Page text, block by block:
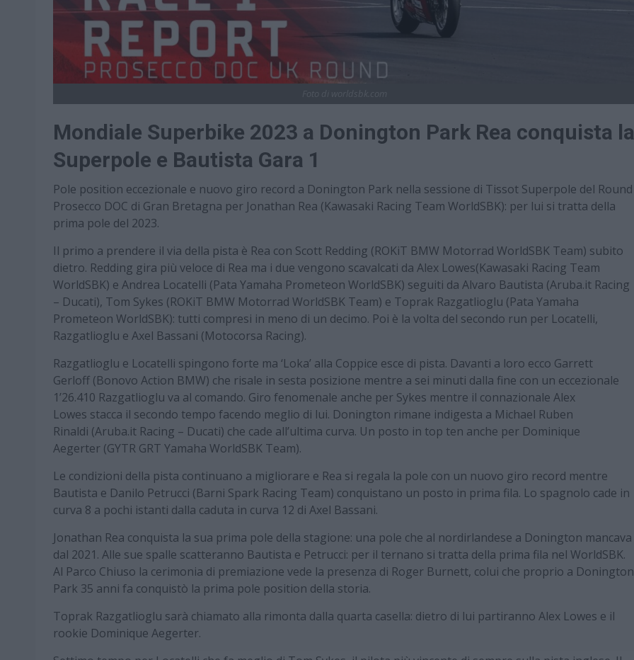
Mondiale Superbike 2023 a Donington Park Rea conquista la
Superpole e Bautista Gara 1
Pole position eccezionale e nuovo giro record a Donington Park nella sessione di Tissot Superpole del Round
Prosecco DOC di Gran Bretagna per Jonathan Rea (Kawasaki Racing Team WorldSBK): per lui si tratta della
prima pole del 2023.
Il primo a prendere il via della pista è Rea con Scott Redding (ROKiT BMW Motorrad WorldSBK Team) subito
dietro. Redding gira più veloce di Rea ma i due vengono scavalcati da Alex Lowes(Kawasaki Racing Team
WorldSBK) e Andrea Locatelli (Pata Yamaha Prometeon WorldSBK) seguiti da Alvaro Bautista (Aruba.it Racing
– Ducati), Tom Sykes (ROKiT BMW Motorrad WorldSBK Team) e Toprak Razgatlioglu (Pata Yamaha
Prometeon WorldSBK): tutti compresi in meno di un decimo. Poi è la volta del secondo run per Locatelli,
Razgatlioglu e Axel Bassani (Motocorsa Racing).
Razgatlioglu e Locatelli spingono forte ma ‘Loka’ alla Coppice esce di pista. Davanti a loro ecco Garrett
Gerloff (Bonovo Action BMW) che risale in sesta posizione mentre a sei minuti dalla fine con un eccezionale
1’26.410 Razgatlioglu va al comando. Giro fenomenale anche per Sykes mentre il connazionale Alex
Lowes stacca il secondo tempo facendo meglio di lui. Donington rimane indigesta a Michael Ruben
Rinaldi (Aruba.it Racing – Ducati) che cade all’ultima curva. Un posto in top ten anche per Dominique
Aegerter (GYTR GRT Yamaha WorldSBK Team).
Le condizioni della pista continuano a migliorare e Rea si regala la pole con un nuovo giro record mentre
Bautista e Danilo Petrucci (Barni Spark Racing Team) conquistano un posto in prima fila. Lo spagnolo cade in
curva 8 a pochi istanti dalla caduta in curva 12 di Axel Bassani.
Jonathan Rea conquista la sua prima pole della stagione: una pole che al nordirlandese a Donington mancava
dal 2021. Alle sue spalle scatteranno Bautista e Petrucci: per il ternano si tratta della prima fila nel WorldSBK.
Al Parco Chiuso la cerimonia di premiazione vede la presenza di Roger Burnett, colui che proprio a Donington
Park 35 anni fa conquistò la prima pole position della storia.
Toprak Razgatlioglu sarà chiamato alla rimonta dalla quarta casella: dietro di lui partiranno Alex Lowes e il
rookie Dominique Aegerter.